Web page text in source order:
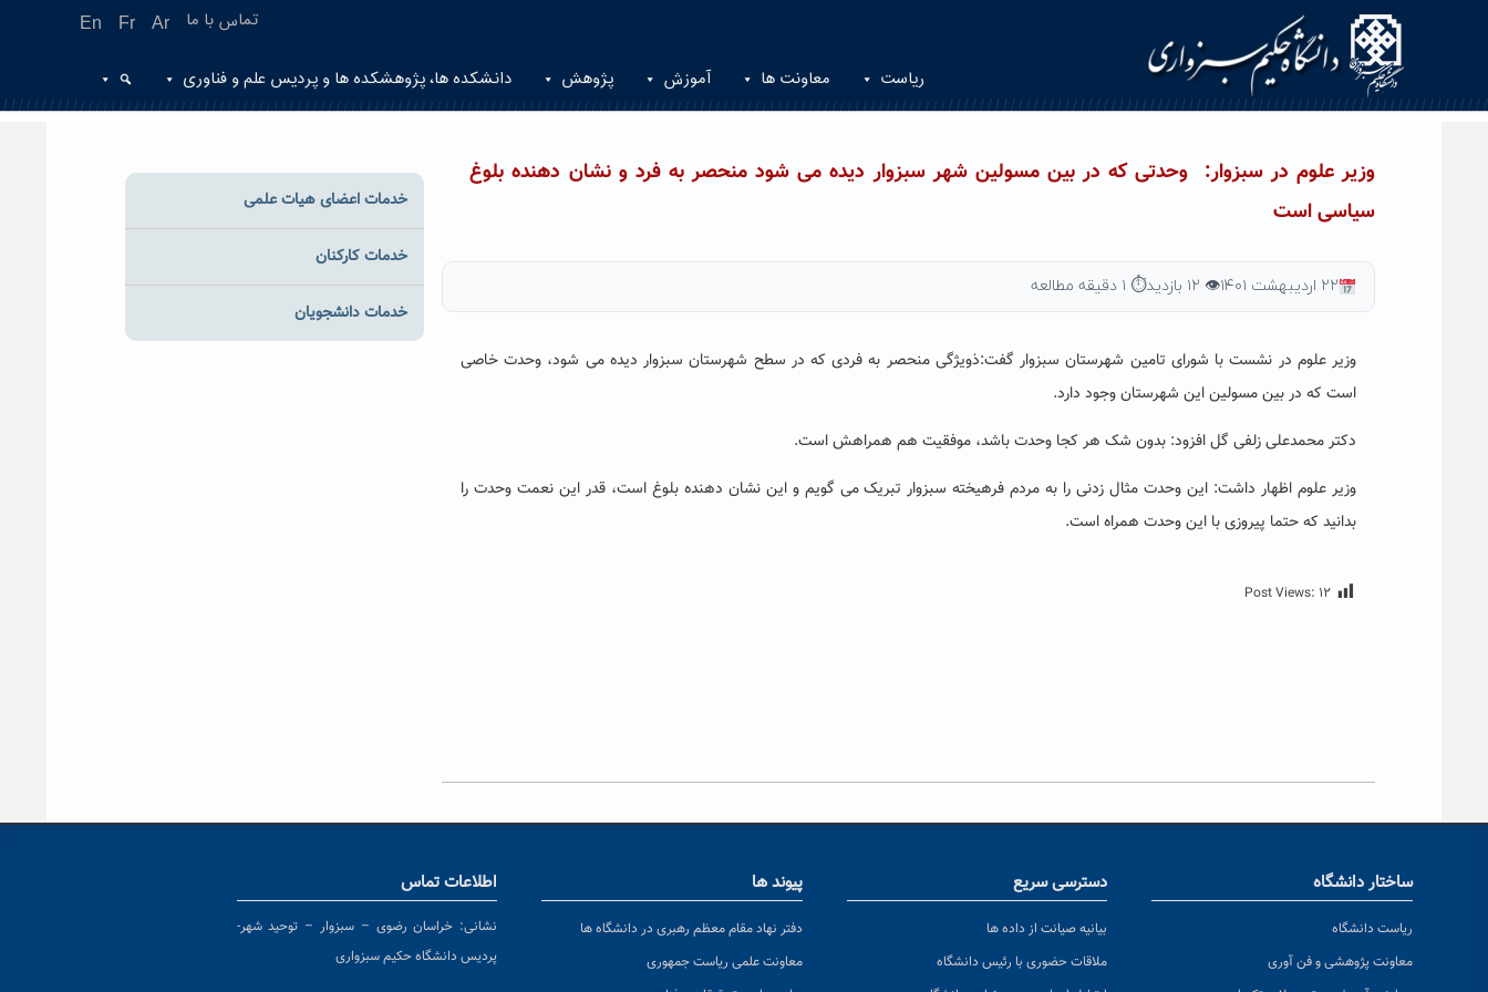
En Fr Ar تماس با ما
ریاست معاونت ها آموزش پژوهش دانشکده ها، پژوهشکده ها و پردیس علم و فناوری
وزیر علوم در سبزوار: وحدتی که در بین مسولین شهر سبزوار دیده می شود منحصر به فرد و نشان دهنده بلوغ
سیاسی است
۲۲ اردیبهشت ۱۴۰۱ 👁 ۱۲ بازدید ⏱ ۱ دقیقه مطالعه
وزیر علوم در نشست با شورای تامین شهرستان سبزوار گفت:ذویژگی منحصر به فردی که در سطح شهرستان سبزوار دیده می شود، وحدت خاصی
است که در بین مسولین این شهرستان وجود دارد.
دکتر محمدعلی زلفی گل افزود: بدون شک هر کجا وحدت باشد، موفقیت هم همراهش است.
وزیر علوم اظهار داشت: این وحدت مثال زدنی را به مردم فرهیخته سبزوار تبریک می گویم و این نشان دهنده بلوغ است، قدر این نعمت وحدت را
بدانید که حتما پیروزی با این وحدت همراه است‌.
Post Views: ۱۲
خدمات اعضای هیات علمی
خدمات کارکنان
خدمات دانشجویان
ساختار دانشگاه
ریاست دانشگاه
معاونت پژوهشی و فن آوری
دسترسی سریع
بیانیه صیانت از داده ها
ملاقات حضوری با رئیس دانشگاه
پیوند ها
دفتر نهاد مقام معظم رهبری در دانشگاه ها
معاونت علمی ریاست جمهوری
اطلاعات تماس
نشانی: خراسان رضوی – سبزوار – توحید شهر-
پردیس دانشگاه حکیم سبزواری